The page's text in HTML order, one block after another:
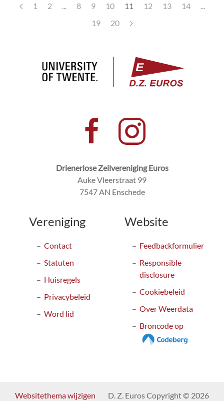
1 2 ... 8 9 10 11 12 13 14
...
19
20
Drienerlose Zeilvereniging Euros
Auke Vleerstraat 99
7547 AN Enschede
Vereniging
Contact
Statuten
Huisregels
Privacybeleid
Word lid
Website
Feedbackformulier
Responsible
disclosure
Cookiebeleid
Over Weerdata
Broncode op
Websitethema wijzigen D. Z. Euros Copyright © 2026